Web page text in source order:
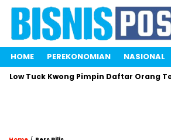
HOME PEREKONOMIAN NASIONAL
Kwong Pimpin Daftar Orang Terkaya